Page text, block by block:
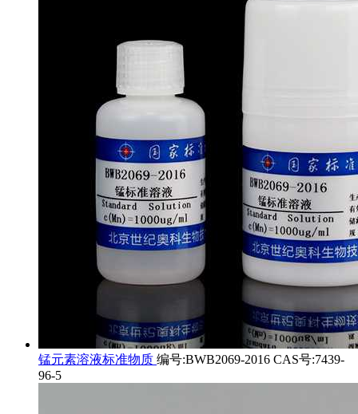
锰元素溶液标准物质 编号:BWB2069-2016 CAS号:7439-
96-5